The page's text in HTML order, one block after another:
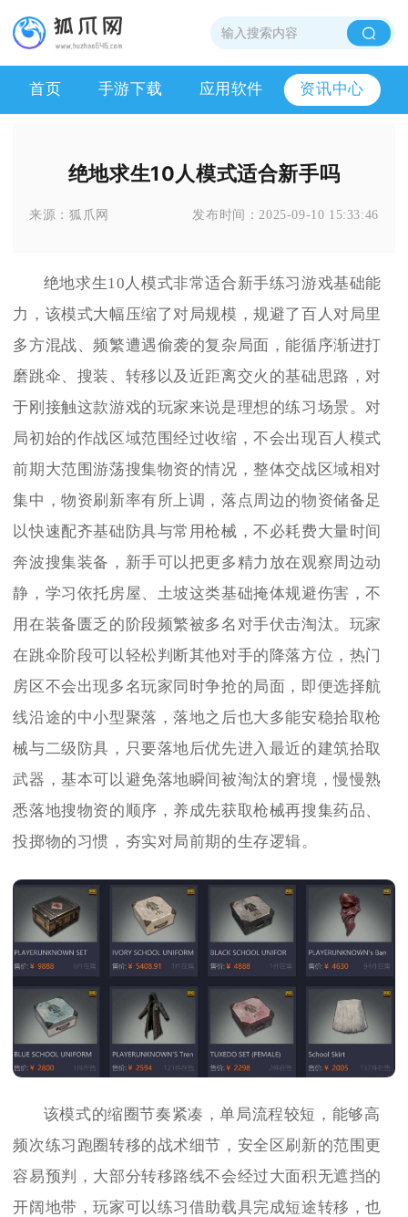
首页 手游下载 应用软件 资讯中心
绝地求生10人模式适合新手吗
来源：狐爪网 发布时间：2025-09-10 15:33:46
绝地求生10人模式非常适合新手练习游戏基础能
力，该模式大幅压缩了对局规模，规避了百人对局里
多方混战、频繁遭遇偷袭的复杂局面，能循序渐进打
磨跳伞、搜装、转移以及近距离交火的基础思路，对
于刚接触这款游戏的玩家来说是理想的练习场景。对
局初始的作战区域范围经过收缩，不会出现百人模式
前期大范围游荡搜集物资的情况，整体交战区域相对
集中，物资刷新率有所上调，落点周边的物资储备足
以快速配齐基础防具与常用枪械，不必耗费大量时间
奔波搜集装备，新手可以把更多精力放在观察周边动
静，学习依托房屋、土坡这类基础掩体规避伤害，不
用在装备匮乏的阶段频繁被多名对手伏击淘汰。玩家
在跳伞阶段可以轻松判断其他对手的降落方位，热门
房区不会出现多名玩家同时争抢的局面，即便选择航
线沿途的中小型聚落，落地之后也大多能安稳拾取枪
械与二级防具，只要落地后优先进入最近的建筑拾取
武器，基本可以避免落地瞬间被淘汰的窘境，慢慢熟
悉落地搜物资的顺序，养成先获取枪械再搜集药品、
投掷物的习惯，夯实对局前期的生存逻辑。
该模式的缩圈节奏紧凑，单局流程较短，能够高
频次练习跑圈转移的战术细节，安全区刷新的范围更
容易预判，大部分转移路线不会经过大面积无遮挡的
开阔地带，玩家可以练习借助载具完成短途转移，也